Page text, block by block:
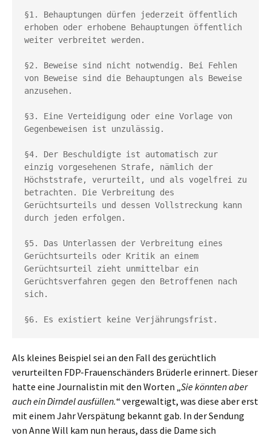
§1. Behauptungen dürfen jederzeit öffentlich
erhoben oder erhobene Behauptungen öffentlich
weiter verbreitet werden.
§2. Beweise sind nicht notwendig. Bei Fehlen
von Beweise sind die Behauptungen als Beweise
anzusehen.
§3. Eine Verteidigung oder eine Vorlage von
Gegenbeweisen ist unzulässig.
§4. Der Beschuldigte ist automatisch zur
einzig vorgesehenen Strafe, nämlich der
Höchststrafe, verurteilt, und als vogelfrei zu
betrachten. Die Verbreitung des
Gerüchtsurteils und dessen Vollstreckung kann
durch jeden erfolgen.
§5. Das Unterlassen der Verbreitung eines
Gerüchtsurteils oder Kritik an einem
Gerüchtsurteil zieht unmittelbar ein
Gerüchtsverfahren gegen den Betroffenen nach
sich.
§6. Es existiert keine Verjährungsfrist.
Als kleines Beispiel sei an den Fall des gerüchtlich
verurteilten FDP-Frauenschänders Brüderle erinnert. Dieser
hatte eine Journalistin mit den Worten „Sie könnten aber
auch ein Dirndel ausfüllen.“ vergewaltigt, was diese aber erst
mit einem Jahr Verspätung bekannt gab. In der Sendung
von Anne Will kam nun heraus, dass die Dame sich